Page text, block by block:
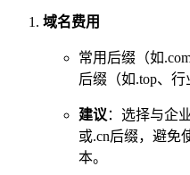
域名费用
常用后缀（如
后缀（如.top、行
建议 ：选择与企
或.cn后缀，避免
本。